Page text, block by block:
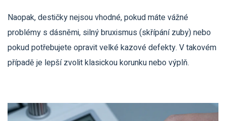
Naopak, destičky nejsou vhodné, pokud máte vážné
problémy s dásněmi, silný bruxismus (skřípání zuby) nebo
pokud potřebujete opravit velké kazové defekty. V takovém
případě je lepší zvolit klasickou korunku nebo výplň.